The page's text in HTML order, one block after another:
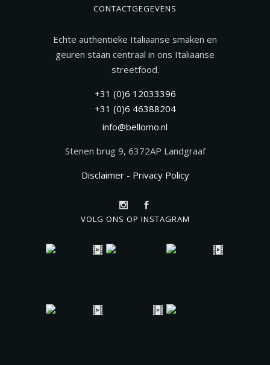
CONTACTGEGEVENS
Echte authentieke Italiaanse smaken en
geuren staan centraal in ons Italiaanse
streetfood.
+31 (0)6 12033396
+31 (0)6 46388204
info@bellomo.nl
Stenen brug 9, 6372AP Landgraaf
Disclaimer- Privacy Policy
VOLG ONS OP INSTAGRAM